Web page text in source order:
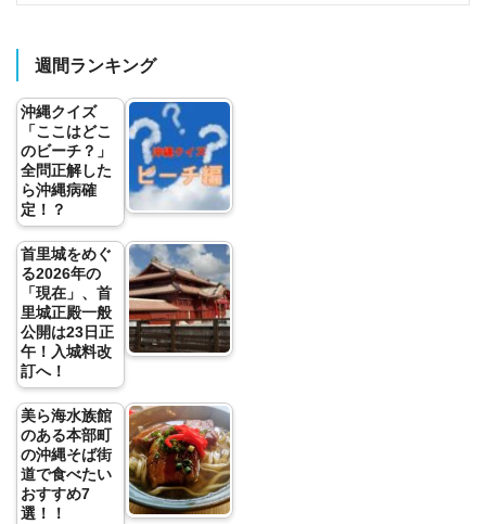
週間ランキング
沖縄クイズ
「ここはどこ
のビーチ？」
全問正解した
ら沖縄病確
定！？
首里城をめぐ
る2026年の
「現在」、首
里城正殿一般
公開は23日正
午！入城料改
訂へ！
美ら海水族館
のある本部町
の沖縄そば街
道で食べたい
おすすめ7
選！！